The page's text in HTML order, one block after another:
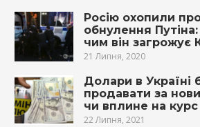
Росію охопили
обнулення
чим він загрожує
21 Липня, 2020
Долари в Україні
продавати за
чи вплине на курс
22 Липня, 2021